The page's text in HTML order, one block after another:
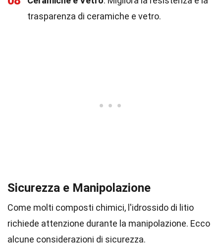
trasparenza di ceramiche e vetro.
Sicurezza e Manipolazione
Come molti composti chimici, l'idrossido di litio
richiede attenzione durante la manipolazione. Ecco
alcune considerazioni di sicurezza.